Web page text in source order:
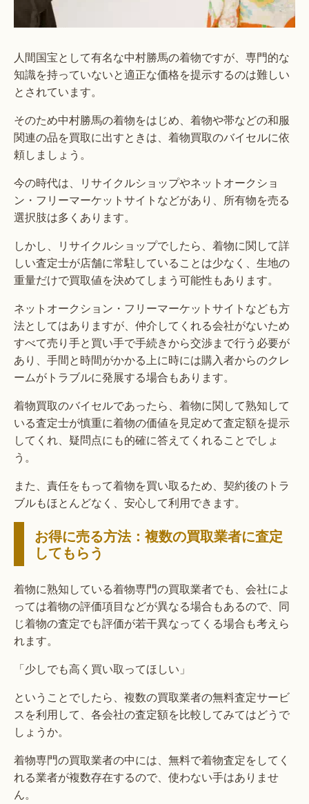
人間国宝として有名な中村勝馬の着物ですが、専門的な
知識を持っていないと適正な価格を提示するのは難しい
とされています。
そのため中村勝馬の着物をはじめ、着物や帯などの和服
関連の品を買取に出すときは、着物買取のバイセルに依
頼しましょう。
今の時代は、リサイクルショップやネットオークショ
ン・フリーマーケットサイトなどがあり、所有物を売る
選択肢は多くあります。
しかし、リサイクルショップでしたら、着物に関して詳
しい査定士が店舗に常駐していることは少なく、生地の
重量だけで買取値を決めてしまう可能性もあります。
ネットオークション・フリーマーケットサイトなども方
法としてはありますが、仲介してくれる会社がないため
すべて売り手と買い手で手続きから交渉まで行う必要が
あり、手間と時間がかかる上に時には購入者からのクレ
ームがトラブルに発展する場合もあります。
着物買取のバイセルであったら、着物に関して熟知して
いる査定士が慎重に着物の価値を見定めて査定額を提示
してくれ、疑問点にも的確に答えてくれることでしょ
う。
また、責任をもって着物を買い取るため、契約後のトラ
ブルもほとんどなく、安心して利用できます。
お得に売る方法：複数の買取業者に査定
してもらう
着物に熟知している着物専門の買取業者でも、会社によ
っては着物の評価項目などが異なる場合もあるので、同
じ着物の査定でも評価が若干異なってくる場合も考えら
れます。
「少しでも高く買い取ってほしい」
ということでしたら、複数の買取業者の無料査定サービ
スを利用して、各会社の査定額を比較してみてはどうで
しょうか。
着物専門の買取業者の中には、無料で着物査定をしてく
れる業者が複数存在するので、使わない手はありませ
ん。